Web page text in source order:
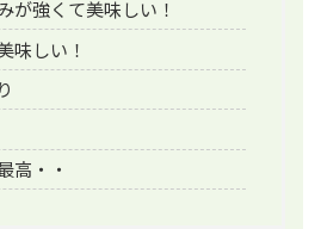
が強くて美味しい！
味しい！
高・・